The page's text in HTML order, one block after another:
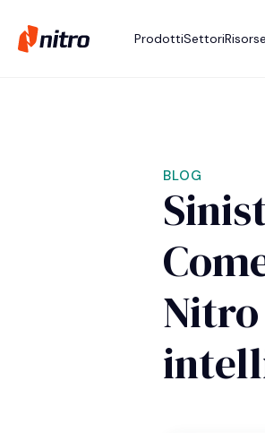
ProdottiSettoriRisorse
BLOG